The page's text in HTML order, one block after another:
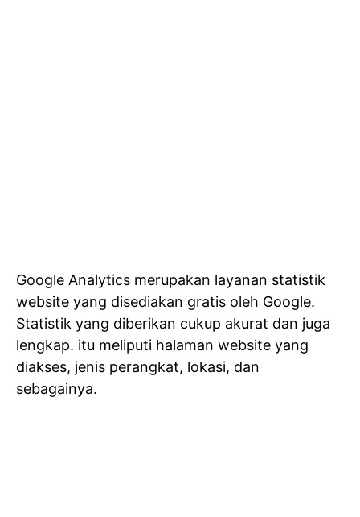
Google Analytics merupakan layanan statistik
website yang disediakan gratis oleh Google.
Statistik yang diberikan cukup akurat dan juga
lengkap. itu meliputi halaman website yang
diakses, jenis perangkat, lokasi, dan
sebagainya.